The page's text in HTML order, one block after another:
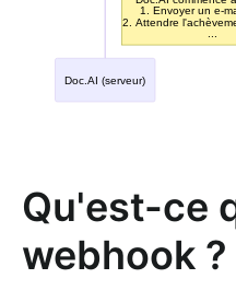
Qu'est-ce
webhook ?